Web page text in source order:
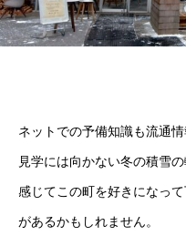
ネットでの予備知識も流通情
見学には向かない冬の積雪
感じてこの町を好きになっ
があるかもしれません。